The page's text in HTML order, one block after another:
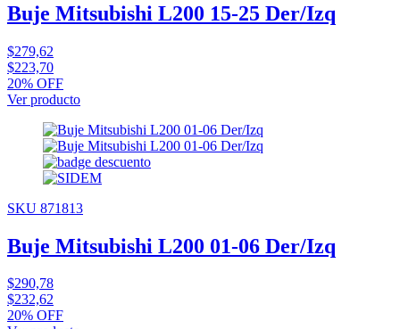
Buje Mitsubishi L200 15-25 Der/Izq
$279,62
$223,70
20% OFF
Ver producto
SKU 871813
Buje Mitsubishi L200 01-06 Der/Izq
$290,78
$232,62
20% OFF